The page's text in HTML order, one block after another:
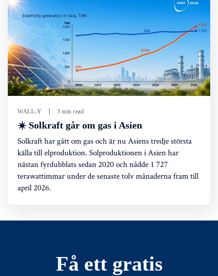
WALL-Y 3 min read
☀️ Solkraft går om gas i Asien
Solkraft har gått om gas och är nu Asiens tredje största
källa till elproduktion. Solproduktionen i Asien har
nästan fyrdubblats sedan 2020 och nådde 1 727
terawattimmar under de senaste tolv månaderna fram till
april 2026.
Få ett gratis